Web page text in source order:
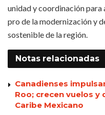
unidad y coordinación para
pro de la modernización y
sostenible de la región.
Notas relacionadas
Canadienses
Roo; crecen vuelos y
Caribe Mexicano